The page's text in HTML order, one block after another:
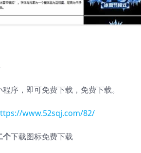
序，即可免费下载，免费下载。
www.52sqj.com/82/
个下载图标免费下载